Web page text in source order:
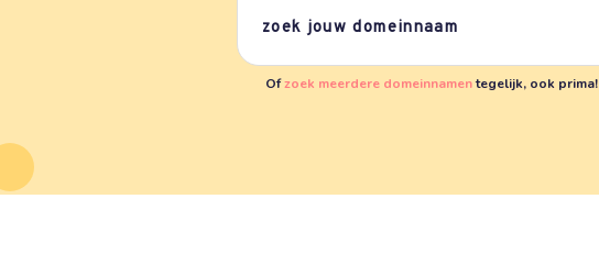
Ofzoek meerdere domeinnamentegelijk, ook prima!